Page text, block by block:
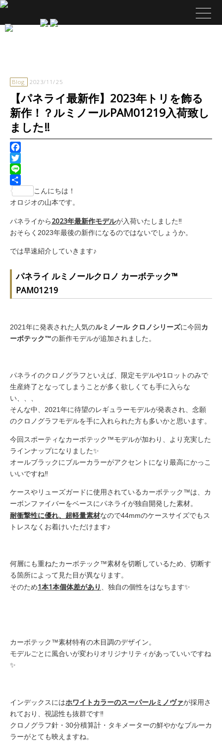
Blog 2023/11/25
【パネライ最新作】2023年トリを飾る
新作！？ルミノールPAM01219入荷致し
ました‼️
Facebook
Twitter
Line
共
有
こんにちは！
オロジオの山本です。
パネライから2023年最新作モデルが入荷いたしました‼️
おそらく2023年最後の新作になるのではないでしょうか。
では早速紹介していきます♪
パネライ ルミノールクロノ カーボテック™️
PAM01219
2021年に発表された人気のルミノール クロノシリーズに今回カ
ーボテック™️の新作モデルが追加されました。
パネライのクロノグラフといえば、限定モデルや1ロットのみで
生産終了となってしまうことが多く欲しくても手に入らな
い、、、
そんな中、2021年に待望のレギュラーモデルが発表され、念願
のクロノグラフモデルを手に入れられた方も多いかと思います。
今回スポーティなカーボテック™️モデルが加わり、より充実した
ラインナップになりました✨
オールブラックにブルーカラーがアクセントになり最高にかっこ
いいですね‼️
ケースやリューズガードに使用されているカーボテック™️は、カ
ーボンファイバーをベースにパネライが独自開発した素材。
耐衝撃性に優れ、超軽量素材なので44mmのケースサイズでもス
トレスなくお着けいただけます♪
何層にも重ねたカーボテック™️素材を切断しているため、切断す
る箇所によって見た目が異なります。
そのため1本1本個体差があり 、独自の個性をはなちます✨
カーボテック™️素材特有の木目調のデザイン。
モデルごとに風合いが変わりオリジナリティがあっていいですね
✨
インデックスにはホワイトカラーのスーパールミノヴァが採用さ
れており、視認性も抜群です‼️
クロノグラフ針・30分積算計・タキメーターの鮮やかなブルーカ
ラーがとても映えますね。